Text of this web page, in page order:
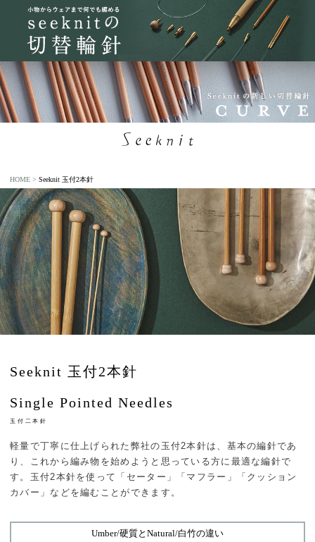
HOME Seeknit 玉付2本針
Seeknit 玉付2本針
Single Pointed Needles
玉付二本針
軽量で丁寧に仕上げられた弊社の玉付2本針は、基本の編針であ
り、これから編み物を始めようと思っている方に最適な編針で
す。玉付2本針を使って「セーター」「マフラー」「クッション
カバー」などを編むことができます。
Umber/硬質とNatural/白竹の違い